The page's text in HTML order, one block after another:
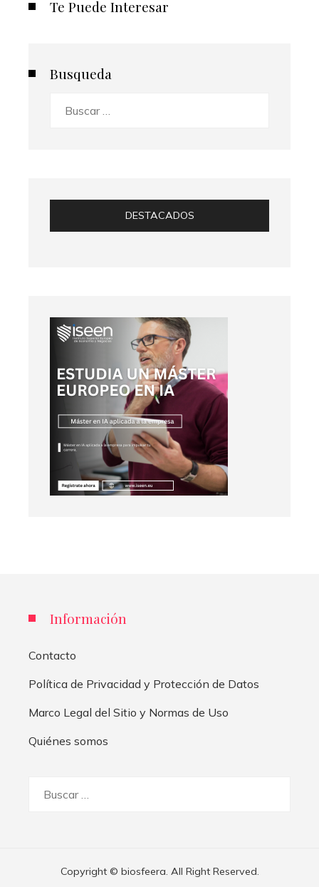
Te Puede Interesar
Busqueda
DESTACADOS
Información
Contacto
Política de Privacidad y Protección de Datos
Marco Legal del Sitio y Normas de Uso
Quiénes somos
Copyright © biosfeera. All Right Reserved.